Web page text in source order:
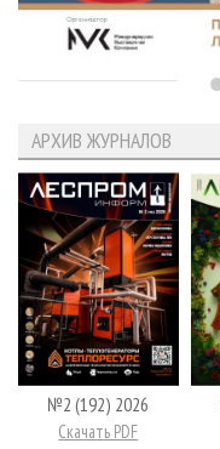
АРХИВ ЖУРНАЛОВ
№2 (192) 2026
Скачать PDF